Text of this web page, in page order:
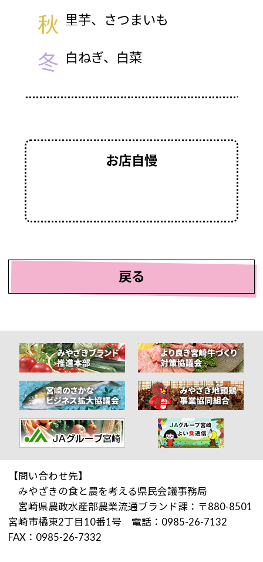
秋 里芋、さつまいも
冬 白ねぎ、白菜
お店自慢
戻る
【問い合わせ先】
みやざきの食と農を考える県民会議事務局
宮崎県農政水産部農業流通ブランド課：〒880-8501
宮崎市橘東2丁目10番1号 電話：0985-26-7132
FAX：0985-26-7332